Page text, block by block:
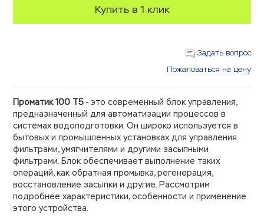
Купить в 1 клик
Задать вопрос
Пожаловаться на цену
Проматик 100 Т5 - это современный блок управления,
предназначенный для автоматизации процессов в
системах водоподготовки. Он широко используется в
бытовых и промышленных установках для управления
фильтрами, умягчителями и другими засыпными
фильтрами. Блок обеспечивает выполнение таких
операций, как обратная промывка, регенерация,
восстановление засыпки и другие. Рассмотрим
подробнее характеристики, особенности и применение
этого устройства.